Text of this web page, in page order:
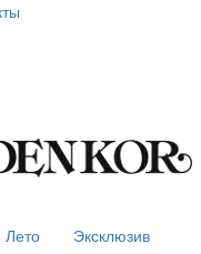
Лето Эксклюзив